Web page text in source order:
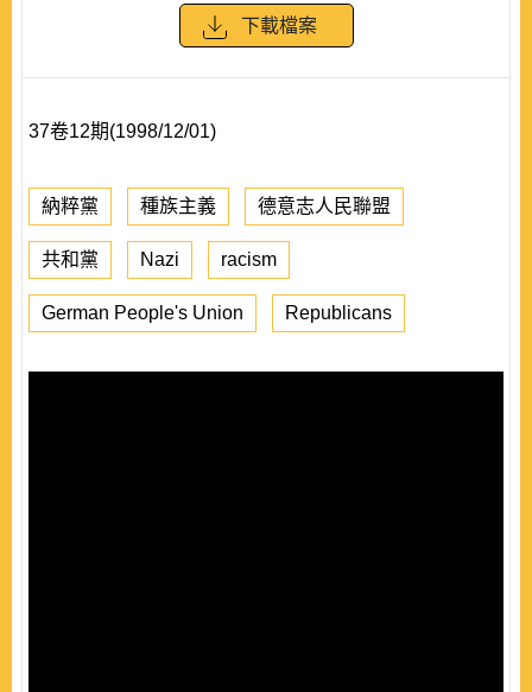
下載檔案
37卷12期(1998/12/01)
納粹黨 種族主義 德意志人民聯盟
共和黨 Nazi racism
German People's Union Republicans